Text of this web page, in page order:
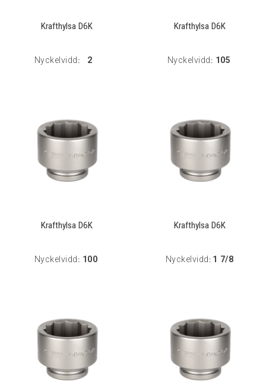
Krafthylsa D6K
Nyckelvidd : 2
Krafthylsa D6K
Nyckelvidd : 105
Krafthylsa D6K
Nyckelvidd : 100
Krafthylsa D6K
Nyckelvidd : 1 7/8